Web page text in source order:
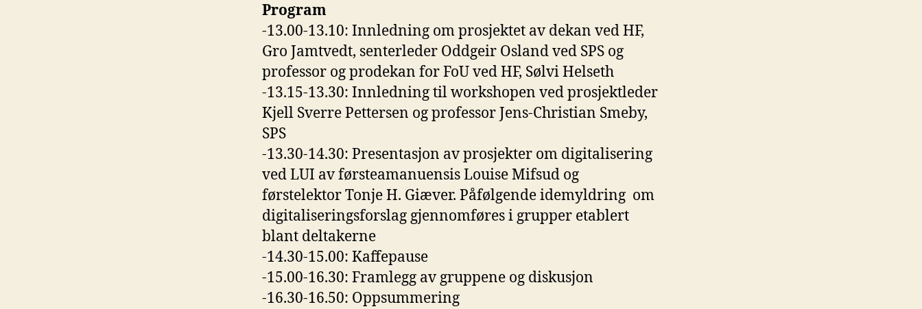
Program
-13.00-13.10: Innledning om prosjektet av dekan ved HF,
Gro Jamtvedt, senterleder Oddgeir Osland ved SPS og
professor og prodekan for FoU ved HF, Sølvi Helseth
-13.15-13.30: Innledning til workshopen ved prosjektleder
Kjell Sverre Pettersen og professor Jens-Christian Smeby,
SPS
-13.30-14.30: Presentasjon av prosjekter om digitalisering
ved LUI av førsteamanuensis Louise Mifsud og
førstelektor Tonje H. Giæver. Påfølgende idemyldring om
digitaliseringsforslag gjennomføres i grupper etablert
blant deltakerne
-14.30-15.00: Kaffepause
-15.00-16.30: Framlegg av gruppene og diskusjon
-16.30-16.50: Oppsummering